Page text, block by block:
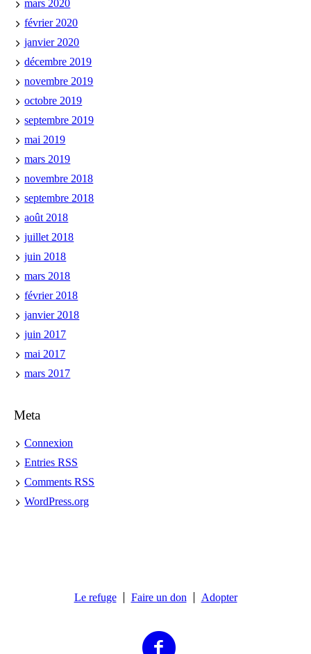
mars 2020
février 2020
janvier 2020
décembre 2019
novembre 2019
octobre 2019
septembre 2019
mai 2019
mars 2019
novembre 2018
septembre 2018
août 2018
juillet 2018
juin 2018
mars 2018
février 2018
janvier 2018
juin 2017
mai 2017
mars 2017
Meta
Connexion
EntriesRSS
CommentsRSS
WordPress.org
Le refuge Faire un don Adopter